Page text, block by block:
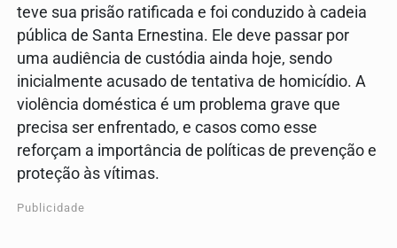
teve sua prisão ratificada e foi conduzido à cadeia
pública de Santa Ernestina. Ele deve passar por
uma audiência de custódia ainda hoje, sendo
inicialmente acusado de tentativa de homicídio. A
violência doméstica é um problema grave que
precisa ser enfrentado, e casos como esse
reforçam a importância de políticas de prevenção e
proteção às vítimas.
Publicidade